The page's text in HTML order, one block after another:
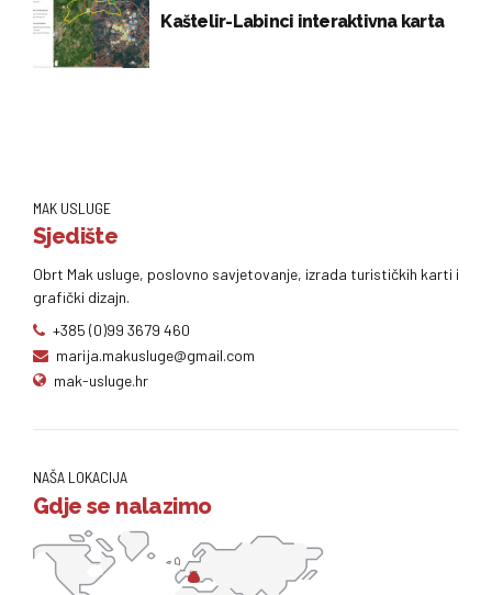
Kaštelir-Labinci interaktivna karta
MAK USLUGE
Sjedište
Obrt Mak usluge, poslovno savjetovanje, izrada turističkih karti i
grafički dizajn.
+385 (0)99 3679 460
marija.makusluge@gmail.com
mak-usluge.hr
NAŠA LOKACIJA
Gdje se nalazimo